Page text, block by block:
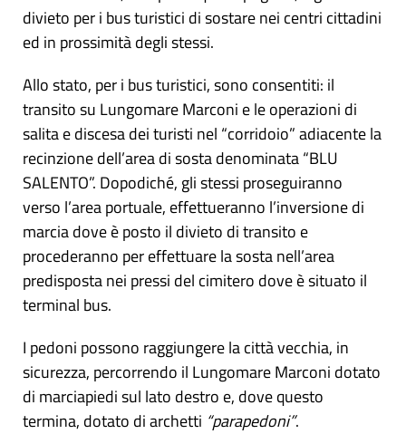
divieto per i bus turistici di sostare nei centri cittadini
ed in prossimità degli stessi.
Allo stato, per i bus turistici, sono consentiti: il
transito su Lungomare Marconi e le operazioni di
salita e discesa dei turisti nel “corridoio” adiacente la
recinzione dell’area di sosta denominata “BLU
SALENTO”. Dopodiché, gli stessi proseguiranno
verso l’area portuale, effettueranno l’inversione di
marcia dove è posto il divieto di transito e
procederanno per effettuare la sosta nell’area
predisposta nei pressi del cimitero dove è situato il
terminal bus.
I pedoni possono raggiungere la città vecchia, in
sicurezza, percorrendo il Lungomare Marconi dotato
di marciapiedi sul lato destro e, dove questo
termina, dotato di archetti “parapedoni”.